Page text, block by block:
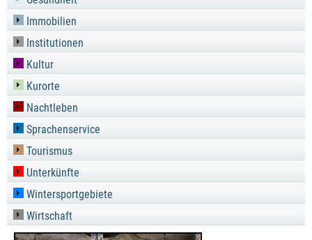
Immobilien
Institutionen
Kultur
Kurorte
Nachtleben
Sprachenservice
Tourismus
Unterkünfte
Wintersportgebiete
Wirtschaft